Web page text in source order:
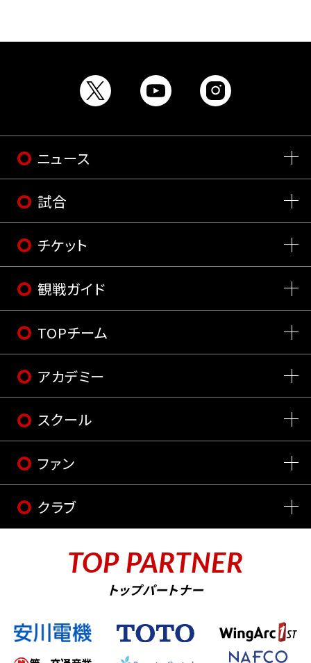
ニュース
試合
チケット
観戦ガイド
TOPチーム
アカデミー
スクール
ファン
クラブ
TOP PARTNER
トップパートナー